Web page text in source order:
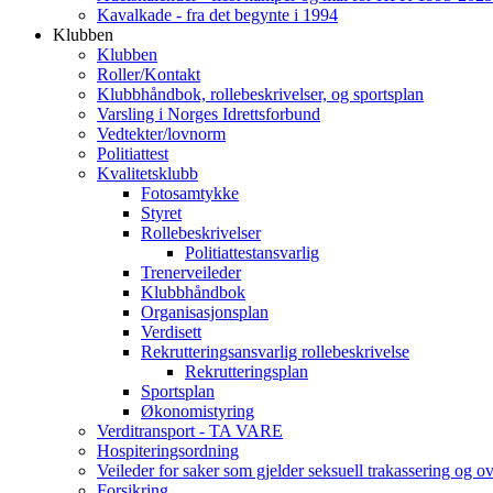
Kavalkade - fra det begynte i 1994
Klubben
Klubben
Roller/Kontakt
Klubbhåndbok, rollebeskrivelser, og sportsplan
Varsling i Norges Idrettsforbund
Vedtekter/lovnorm
Politiattest
Kvalitetsklubb
Fotosamtykke
Styret
Rollebeskrivelser
Politiattestansvarlig
Trenerveileder
Klubbhåndbok
Organisasjonsplan
Verdisett
Rekrutteringsansvarlig rollebeskrivelse
Rekrutteringsplan
Sportsplan
Økonomistyring
Verditransport - TA VARE
Hospiteringsordning
Veileder for saker som gjelder seksuell trakassering og